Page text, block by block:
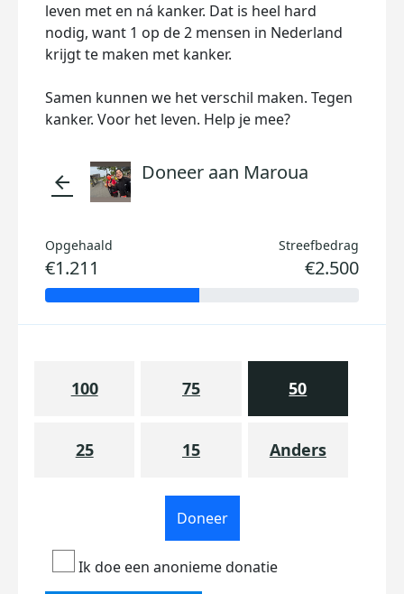
leven met en ná kanker. Dat is heel hard
nodig, want 1 op de 2 mensen in Nederland
krijgt te maken met kanker.
Samen kunnen we het verschil maken. Tegen
kanker. Voor het leven. Help je mee?
arrow_back Doneer aan Maroua
Opgehaald
€1.211
Streefbedrag
€2.500
100 75 50
25 15 Anders
Doneer
Ik doe een anonieme donatie